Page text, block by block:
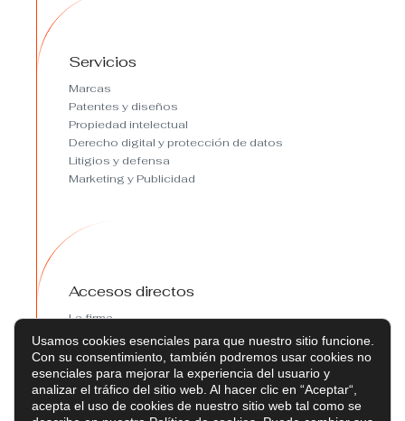
Servicios
Marcas
Patentes y diseños
Propiedad intelectual
Derecho digital y protección de datos
Litigios y defensa
Marketing y Publicidad
Accesos directos
La firma
Sostenibilidad
Política de privacidad
Política de cookies
Preferencias de cookies
Aviso legal
Usamos cookies esenciales para que nuestro sitio funcione.
Con su consentimiento, también podremos usar cookies no
esenciales para mejorar la experiencia del usuario y
analizar el tráfico del sitio web. Al hacer clic en “Aceptar“,
acepta el uso de cookies de nuestro sitio web tal como se